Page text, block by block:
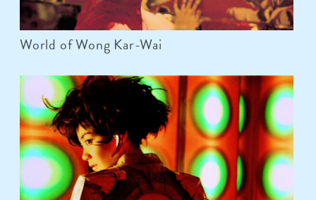
World of Wong Kar-Wai